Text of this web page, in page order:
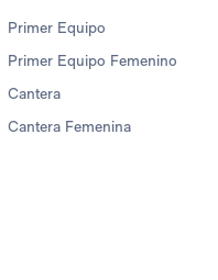
Primer Equipo
Primer Equipo Femenino
Cantera
Cantera Femenina